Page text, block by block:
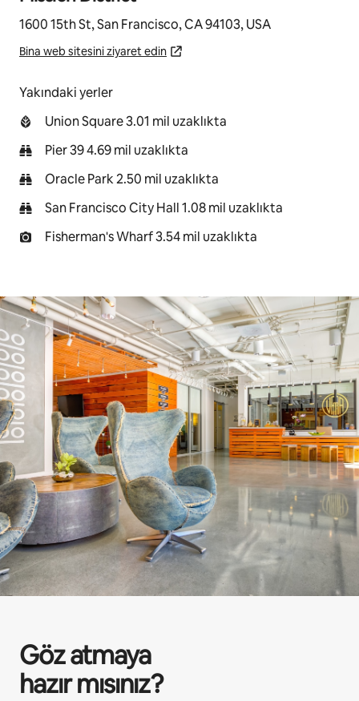
1600 15th St, San Francisco, CA 94103, USA
Bina web sitesini ziyaret edin
Yakındaki yerler
Union Square 3.01 mil uzaklıkta
Pier 39 4.69 mil uzaklıkta
Oracle Park 2.50 mil uzaklıkta
San Francisco City Hall 1.08 mil uzaklıkta
Fisherman's Wharf 3.54 mil uzaklıkta
Göz atmaya
hazır mısınız?